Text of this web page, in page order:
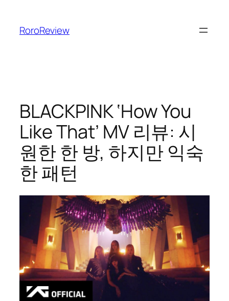
RoroReview
BLACKPINK ‘How You
Like That’ MV 리뷰: 시
원한 한 방, 하지만 익숙
한 패턴